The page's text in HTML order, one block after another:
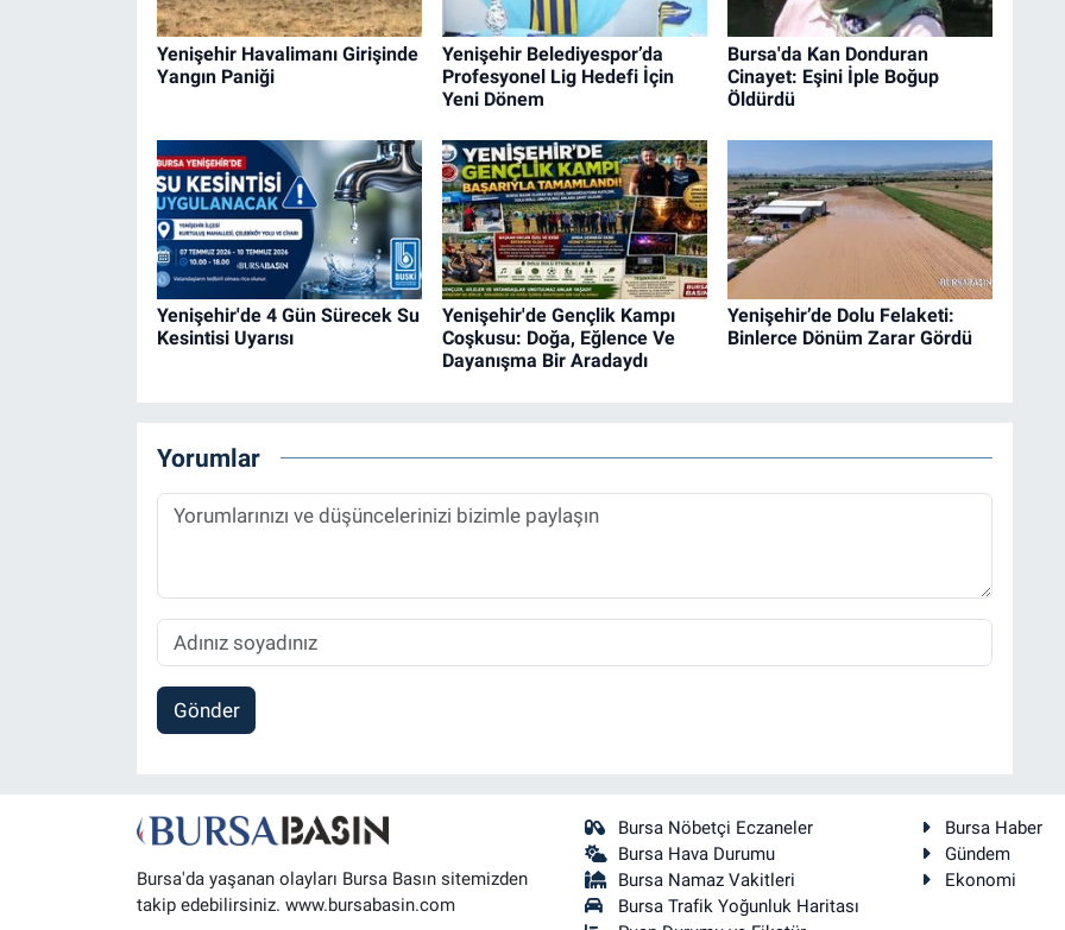
Yenişehir Havalimanı Girişinde
Yangın Paniği
Yenişehir Belediyespor’da
Profesyonel Lig Hedefi İçin
Yeni Dönem
Bursa'da Kan Donduran
Cinayet: Eşini İple Boğup
Öldürdü
Yenişehir'de 4 Gün Sürecek Su
Kesintisi Uyarısı
Yenişehir'de Gençlik Kampı
Coşkusu: Doğa, Eğlence Ve
Dayanışma Bir Aradaydı
Yenişehir’de Dolu Felaketi:
Binlerce Dönüm Zarar Gördü
Yorumlar
Gönder
Bursa'da yaşanan olayları Bursa Basın sitemizden
takip edebilirsiniz. www.bursabasin.com
Bursa Nöbetçi Eczaneler
Bursa Hava Durumu
Bursa Namaz Vakitleri
Bursa Trafik Yoğunluk Haritası
Bursa Haber
Gündem
Ekonomi